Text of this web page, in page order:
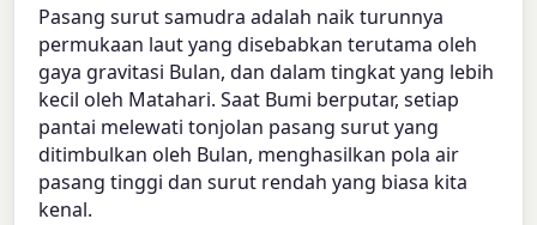
Pasang surut samudra adalah naik turunnya
permukaan laut yang disebabkan terutama oleh
gaya gravitasi Bulan, dan dalam tingkat yang lebih
kecil oleh Matahari. Saat Bumi berputar, setiap
pantai melewati tonjolan pasang surut yang
ditimbulkan oleh Bulan, menghasilkan pola air
pasang tinggi dan surut rendah yang biasa kita
kenal.